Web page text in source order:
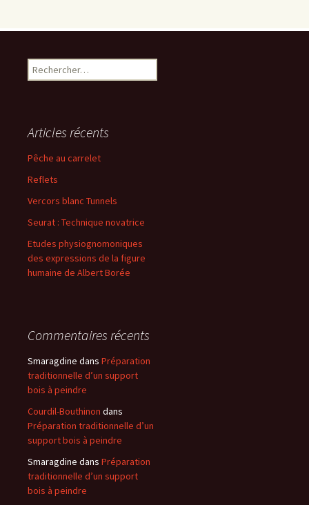
Rechercher :
Articles récents
Pêche au carrelet
Reflets
Vercors blanc Tunnels
Seurat : Technique novatrice
Etudes physiognomoniques
des expressions de la figure
humaine de Albert Borée
Commentaires récents
Smaragdine dans Préparation
traditionnelle d’un support
bois à peindre
Courdil-Bouthinon dans
Préparation traditionnelle d’un
support bois à peindre
Smaragdine dans Préparation
traditionnelle d’un support
bois à peindre